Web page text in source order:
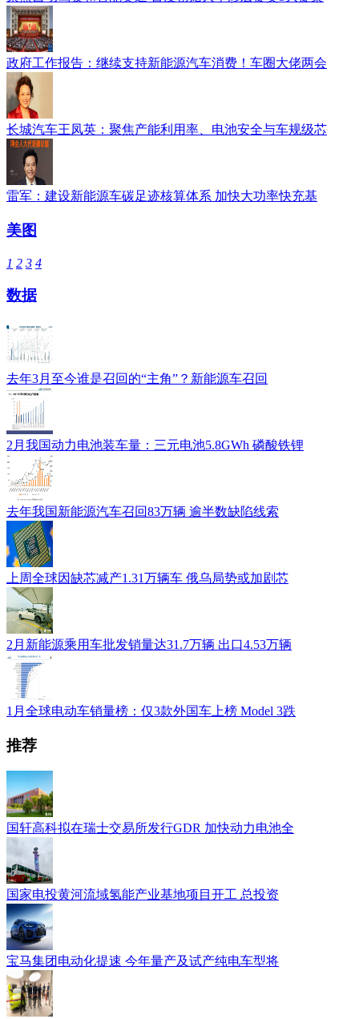
政府工作报告：继续支持新能源汽车消费！车圈大佬两会
长城汽车王凤英：聚焦产能利用率、电池安全与车规级芯
雷军：建设新能源车碳足迹核算体系 加快大功率快充基
美图
1 2 3 4
数据
去年3月至今谁是召回的“主角”？新能源车召回
2月我国动力电池装车量：三元电池5.8GWh 磷酸铁锂
去年我国新能源汽车召回83万辆 逾半数缺陷线索
上周全球因缺芯减产1.31万辆车 俄乌局势或加剧芯
2月新能源乘用车批发销量达31.7万辆 出口4.53万辆
1月全球电动车销量榜：仅3款外国车上榜 Model 3跌
推荐
国轩高科拟在瑞士交易所发行GDR 加快动力电池全
国家电投黄河流域氢能产业基地项目开工 总投资
宝马集团电动化提速 今年量产及试产纯电车型将